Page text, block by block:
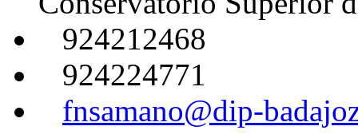
924212468
924224771
fnsamano@dip-